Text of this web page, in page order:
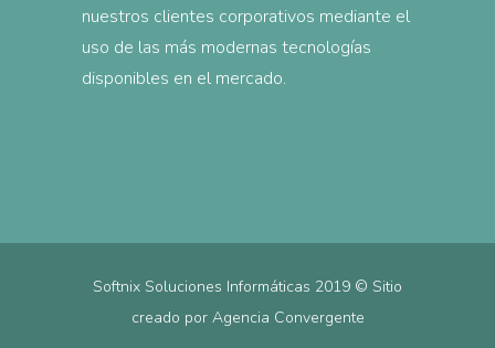
nuestros clientes corporativos mediante el
uso de las más modernas tecnologías
disponibles en el mercado.
Softnix Soluciones Informáticas 2019 © Sitio
creado por Agencia Convergente